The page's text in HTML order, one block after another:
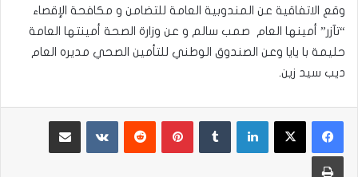
وقع الاتفاقية عن المندوبية العامة للتضامن و مكافحة الإقصاء
“تآزر” أمينها العام صمب سالم و عن وزارة الصحة أمينتها العامة
حليمة با يايا وعن الصندوق الوطني للتأمين الصحي مديره العام
ديب سيد زين.
لينكدإن بينتيريست مشاركة عبر البريد
طباعة